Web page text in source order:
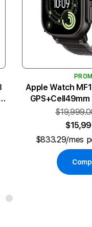
Apple Watch
$833.29/mes